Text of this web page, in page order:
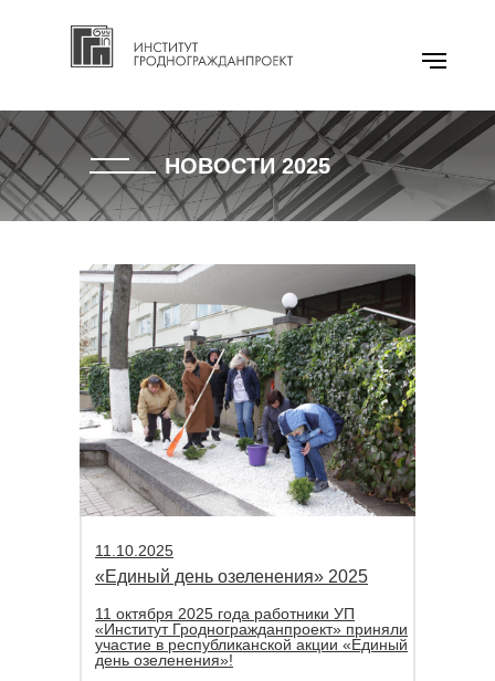
НОВОСТИ 2025
11 октября 2025 года работники УП
«Институт Гродногражданпроект» приняли
участие в республиканской акции «Единый
день озеленения»!
«Единый день озеленения» 2025
11.10.2025